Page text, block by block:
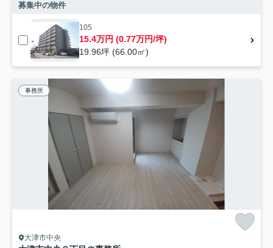
募集中の物件
105
15.4万円 (0.77万円/坪)
19.96坪 (66.00㎡)
事務所
大津市中央